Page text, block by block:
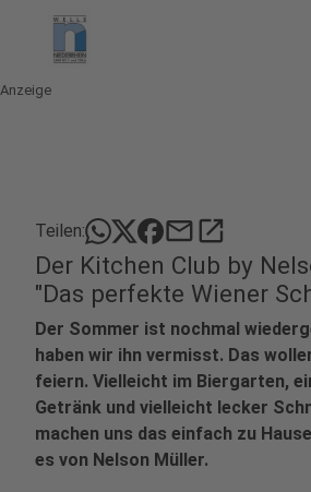
Anzeige
Teilen: mailopen_in_new
Der Kitchen Club by
"Das perfekte Wiener
Der Sommer ist nochmal
haben wir ihn vermisst. Das
feiern. Vielleicht im Biergarten,
Getränk und vielleicht lecker
machen uns das einfach zu
es von Nelson Müller.